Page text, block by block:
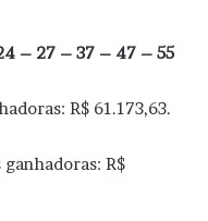
– 27 – 37 – 47 – 55
R$ 61.173,63.
R$